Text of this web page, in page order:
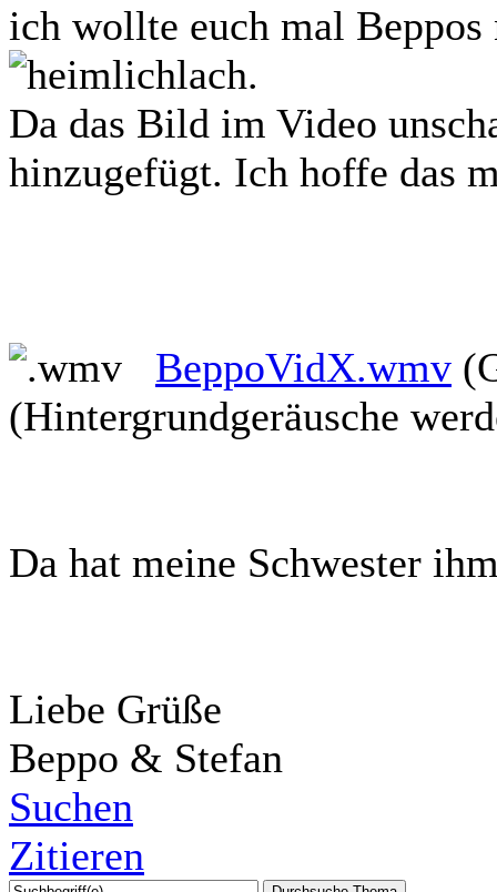
ich wollte euch mal
.
Da das Bild im Video
hinzugefügt. Ich hoffe das
BeppoVidX.wmv
(Hintergrundgeräusche
Da hat meine Schwester
Liebe Grüße
Beppo & Stefan
Suchen
Zitieren